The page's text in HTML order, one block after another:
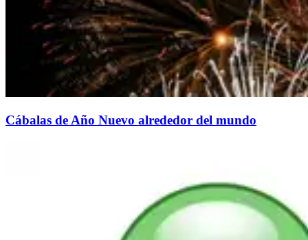
Cábalas de Año Nuevo alrededor del mundo